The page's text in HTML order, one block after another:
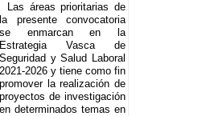
Las áreas prioritarias de
la presente convocatoria
se enmarcan en la
Estrategia Vasca de
Seguridad y Salud Laboral
2021-2026 y tiene como fin
promover la realización de
proyectos de investigación
en determinados temas en